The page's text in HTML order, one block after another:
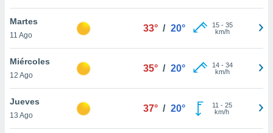
Martes
11 Ago
33° / 20° 15- 35
km/h
Miércoles
12 Ago
35° / 20° 14- 34
km/h
Jueves
13 Ago
37° / 20° 11 - 25
km/h